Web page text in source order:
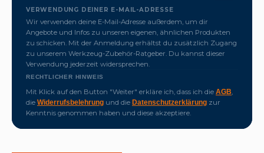
VERWENDUNG DEINER E-MAIL-ADRESSE
Wir verwenden deine E-Mail-Adresse außerdem, um dir
Angebote und Infos zu unseren eigenen, ähnlichen Produkten
zu schicken. Mit der Anmeldung erhältst du zusätzlich Zugang
zu unserem Werkzeug-Zubehör-Ratgeber. Du kannst dieser
Verwendung jederzeit widersprechen.
RECHTLICHER HINWEIS
Mit Klick auf den Button "Weiter" erkläre ich, dass ich die AGB
die Widerrufsbelehrung und die Datenschutzerklärung zur
Kenntnis genommen haben und diese akzeptiere.